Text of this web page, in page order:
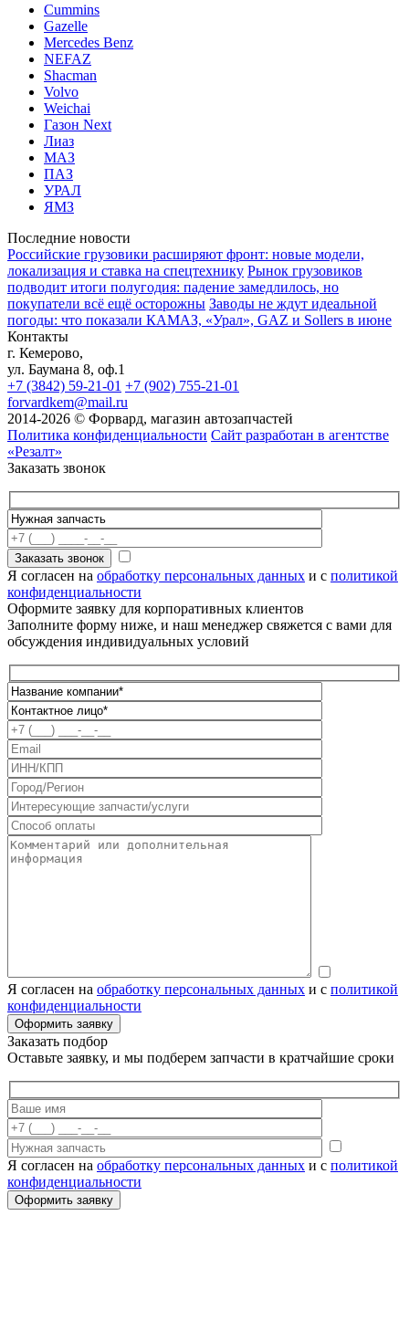
Cummins
Gazelle
Mercedes Benz
NEFAZ
Shacman
Volvo
Weichai
Газон Next
Лиаз
МАЗ
ПАЗ
УРАЛ
ЯМЗ
Последние новости
Российские грузовики расширяют фронт: новые модели,
локализация и ставка на спецтехнику Рынок грузовиков
подводит итоги полугодия: падение замедлилось, но
покупатели всё ещё осторожны Заводы не ждут идеальной
погоды: что показали КАМАЗ, «Урал», GAZ и Sollers в июне
Контакты
г. Кемерово,
ул. Баумана 8, оф.1
+7 (3842) 59-21-01 +7 (902) 755-21-01
forvardkem@mail.ru
2014-2026 © Форвард, магазин автозапчастей
Политика конфиденциальности Сайт разработан в агентстве
«Резалт»
Заказать звонок
Я согласен на обработку персональных данных и с политикой
конфиденциальности
Оформите заявку для корпоративных клиентов
Заполните форму ниже, и наш менеджер свяжется с вами для
обсуждения индивидуальных условий
Я согласен на обработку персональных данных и с политикой
конфиденциальности
Заказать подбор
Оставьте заявку, и мы подберем запчасти в кратчайшие сроки
Я согласен на обработку персональных данных и с политикой
конфиденциальности